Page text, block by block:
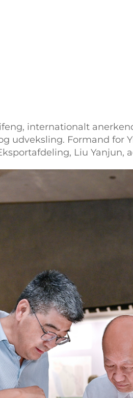
internationalt
udveksling. Formand for
Liu Yanjun,